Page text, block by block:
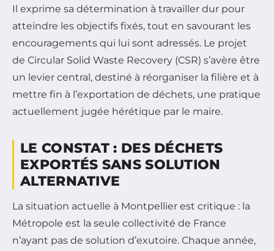
Il exprime sa détermination à travailler dur pour
atteindre les objectifs fixés, tout en savourant les
encouragements qui lui sont adressés. Le projet
de Circular Solid Waste Recovery (CSR) s’avère être
un levier central, destiné à réorganiser la filière et à
mettre fin à l’exportation de déchets, une pratique
actuellement jugée hérétique par le maire.
LE CONSTAT : DES DÉCHETS
EXPORTÉS SANS SOLUTION
ALTERNATIVE
La situation actuelle à Montpellier est critique : la
Métropole est la seule collectivité de France
n’ayant pas de solution d’exutoire. Chaque année,